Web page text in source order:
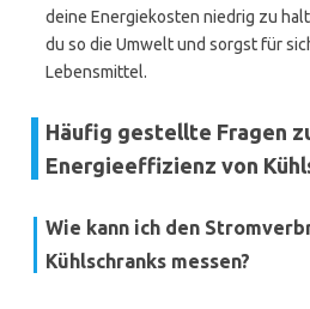
deine Energiekosten niedrig zu
du so die Umwelt und sorgst für
Lebensmittel.
Häufig gestellte Fragen
Energieeffizienz von
Wie kann ich den
Kühlschranks messen?